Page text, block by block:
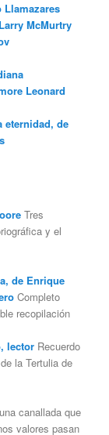
McMurtry
Leonard
eternidad, de
Tres
y el
de Enrique
Completo
recopilación
lectorRecuerdo
la Tertulia de
canallada que
valores pasan